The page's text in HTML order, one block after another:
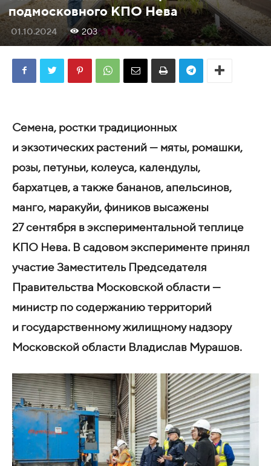
подмосковного КПО Нева
01.10.2024 203
Семена, ростки традиционных
и экзотических растений — мяты, ромашки,
розы, петуньи, колеуса, календулы,
бархатцев, а также бананов, апельсинов,
манго, маракуйи, фиников высажены
27 сентября в экспериментальной теплице
КПО Нева. В садовом эксперименте принял
участие Заместитель Председателя
Правительства Московской области —
министр по содержанию территорий
и государственному жилищному надзору
Московской области Владислав Мурашов.